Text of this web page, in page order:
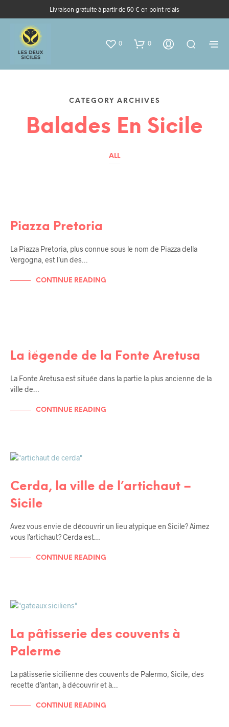
Livraison gratuite à partir de 50 € en point relais
0 0
CATEGORY ARCHIVES
Balades En Sicile
ALL
Piazza Pretoria
La Piazza Pretoria, plus connue sous le nom de Piazza della
Vergogna, est l’un des…
CONTINUE READING
TERRITORIO
La légende de la Fonte Aretusa
La Fonte Aretusa est située dans la partie la plus ancienne de la
ville de…
CONTINUE READING
Cerda, la ville de l’artichaut –
Sicile
Avez vous envie de découvrir un lieu atypique en Sicile? Aimez
vous l’artichaut? Cerda est…
CONTINUE READING
La pâtisserie des couvents à
Palerme
La pâtisserie sicilienne des couvents de Palermo, Sicile, des
recette d’antan, à découvrir et à…
CONTINUE READING